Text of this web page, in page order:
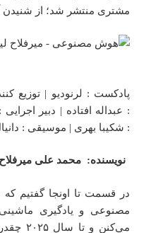
مشتری منتشر شد؛ از شنیدن
پادکست : لرنودیو | توزیع
: عبداله افتاده | دبیر
: شکیبا بهری | موسیقی :
نویسنده: محمد علی
در قسمت تا اونجا گفتیم
مصنوعی و یادگیری
می‌کنن